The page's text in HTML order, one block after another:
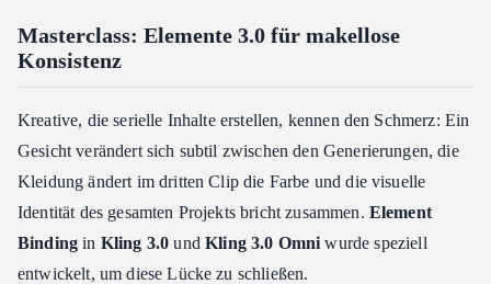
Masterclass: Elemente 3.0 für makellose
Konsistenz
Kreative, die serielle Inhalte erstellen, kennen den Schmerz: Ein
Gesicht verändert sich subtil zwischen den Generierungen, die
Kleidung ändert im dritten Clip die Farbe und die visuelle
Identität des gesamten Projekts bricht zusammen. Element
Binding in Kling 3.0 undKling 3.0 Omni wurde speziell
entwickelt, um diese Lücke zu schließen.